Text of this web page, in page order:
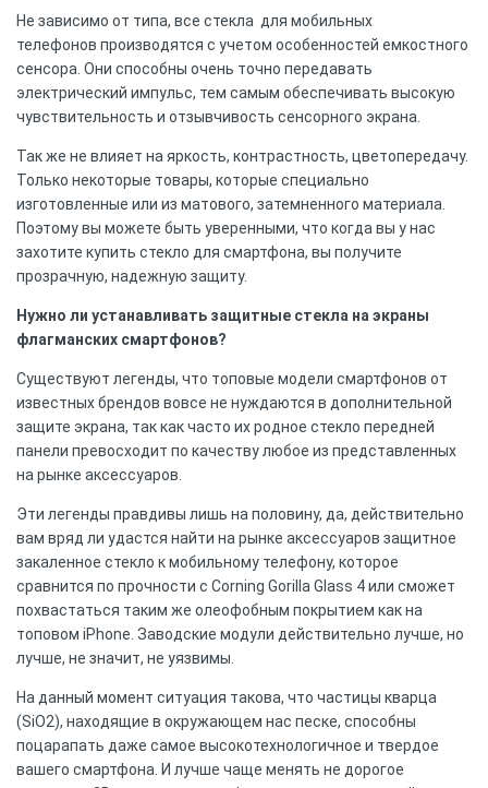
Не зависимо от типа, все стекла для мобильных
телефонов производятся с учетом особенностей емкостного
сенсора. Они способны очень точно передавать
электрический импульс, тем самым обеспечивать высокую
чувствительность и отзывчивость сенсорного экрана.
Так же не влияет на яркость, контрастность, цветопередачу.
Только некоторые товары, которые специально
изготовленные или из матового, затемненного материала.
Поэтому вы можете быть уверенными, что когда вы у нас
захотите купить стекло для смартфона, вы получите
прозрачную, надежную защиту.
Нужно ли устанавливать защитные стекла на экраны
флагманских смартфонов?
Существуют легенды, что топовые модели смартфонов от
известных брендов вовсе не нуждаются в дополнительной
защите экрана, так как часто их родное стекло передней
панели превосходит по качеству любое из представленных
на рынке аксессуаров.
Эти легенды правдивы лишь на половину, да, действительно
вам вряд ли удастся найти на рынке аксессуаров защитное
закаленное стекло к мобильному телефону, которое
сравнится по прочности с Corning Gorilla Glass 4 или сможет
похвастаться таким же олеофобным покрытием как на
топовом iPhone. Заводские модули действительно лучше, но
лучше, не значит, не уязвимы.
На данный момент ситуация такова, что частицы кварца
(SiO2), находящие в окружающем нас песке, способны
поцарапать даже самое высокотехнологичное и твердое
вашего смартфона. И лучше чаще менять не дорогое